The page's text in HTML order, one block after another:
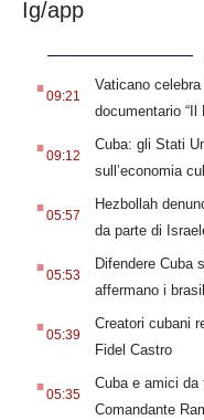
Ig/app
.09:21
Vaticano
documentario “Il
.09:12
Cuba: gli Stati
sull’economia
.05:57
Hezbollah
da parte di
.05:53
Difendere Cuba
affermano i
.05:39
Creatori cubani
Fidel Castro
.05:35
Cuba e amici da
Comandante